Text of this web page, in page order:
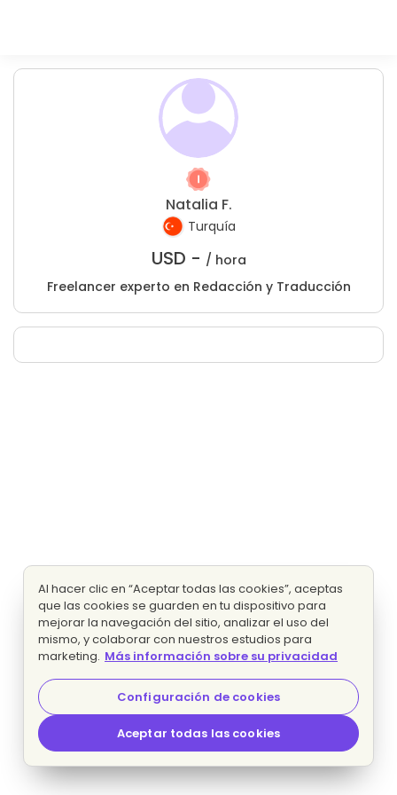
Natalia F.
Turquía
USD - / hora
Freelancer experto en Redacción y Traducción
Al hacer clic en “Aceptar todas las cookies”, aceptas
que las cookies se guarden en tu dispositivo para
mejorar la navegación del sitio, analizar el uso del
mismo, y colaborar con nuestros estudios para
marketing. Más información sobre su privacidad
Configuración de cookies
Aceptar todas las cookies